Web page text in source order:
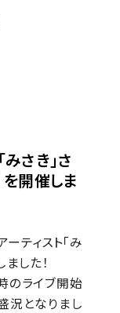
さき」さ
を開催しま
ティスト「み
した！
のライブ開始
況となりまし